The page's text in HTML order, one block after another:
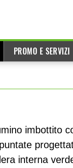
PROMO E SERVIZI
imbottito
interna